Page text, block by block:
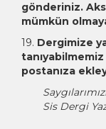
gönderiniz. Aksi
mümkün
19. Dergimize
tanıyabilmemiz
postanıza
Sis Dergi